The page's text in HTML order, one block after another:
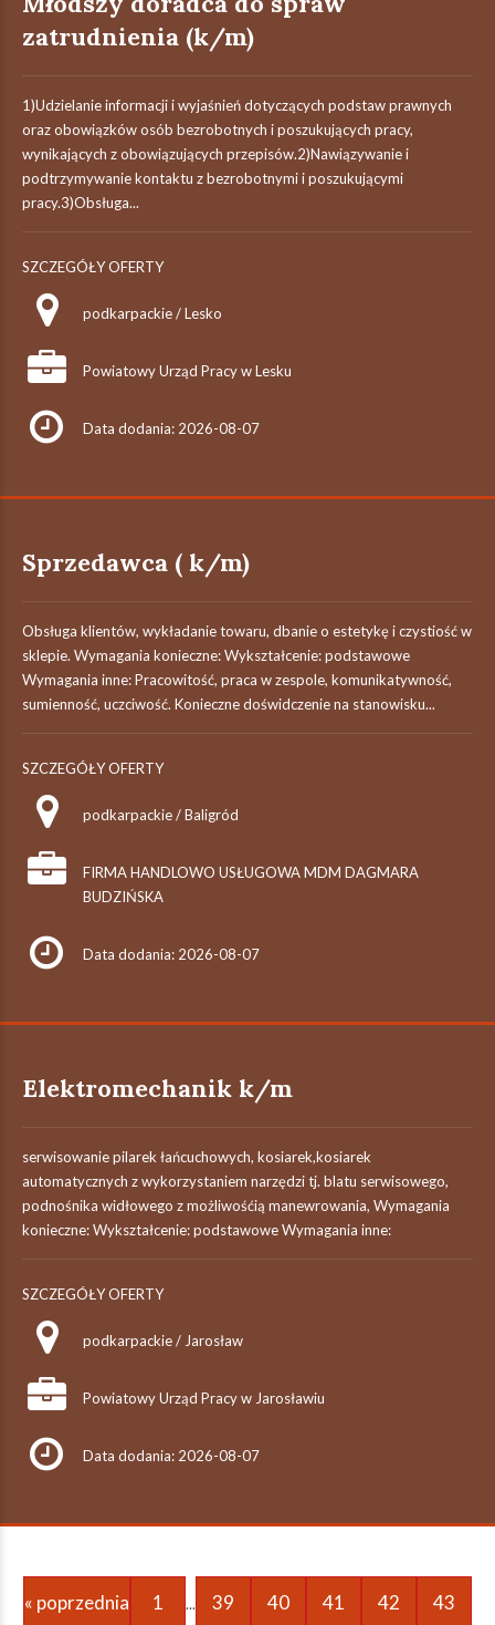
zatrudnienia (k/m)
1)Udzielanie informacji i wyjaśnień dotyczących podstaw prawnych
oraz obowiązków osób bezrobotnych i poszukujących pracy,
wynikających z obowiązujących przepisów.2)Nawiązywanie i
podtrzymywanie kontaktu z bezrobotnymi i poszukującymi
pracy.3)Obsługa...
SZCZEGÓŁY OFERTY
podkarpackie / Lesko
Powiatowy Urząd Pracy w Lesku
Data dodania: 2026-08-07
Sprzedawca ( k/m)
Obsługa klientów, wykładanie towaru, dbanie o estetykę i czystiość w
sklepie. Wymagania konieczne: Wykształcenie: podstawowe
Wymagania inne: Pracowitość, praca w zespole, komunikatywność,
sumienność, uczciwość. Konieczne doświdczenie na stanowisku...
SZCZEGÓŁY OFERTY
podkarpackie / Baligród
FIRMA HANDLOWO USŁUGOWA MDM DAGMARA
BUDZIŃSKA
Data dodania: 2026-08-07
Elektromechanik k/m
serwisowanie pilarek łańcuchowych, kosiarek,kosiarek
automatycznych z wykorzystaniem narzędzi tj. blatu serwisowego,
podnośnika widłowego z możliwośćią manewrowania, Wymagania
konieczne: Wykształcenie: podstawowe Wymagania inne:
SZCZEGÓŁY OFERTY
podkarpackie / Jarosław
Powiatowy Urząd Pracy w Jarosławiu
Data dodania: 2026-08-07
« poprzednia 1 ... 39 40 41 42 43